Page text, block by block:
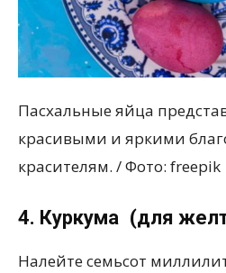
Пасхальные яйца
красивыми и яркими
красителям. / Фото: freepik
4. Куркума (для
Налейте семьсот